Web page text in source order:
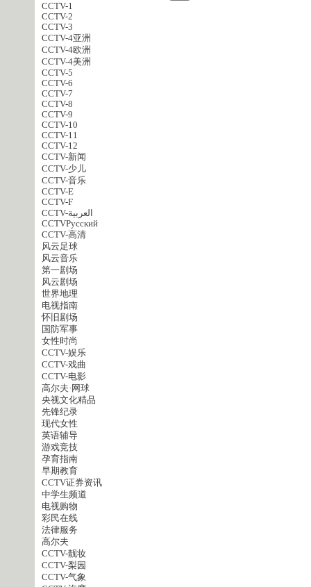
CCTV-1
CCTV-2
CCTV-3
CCTV-4亚洲
CCTV-4欧洲
CCTV-4美洲
CCTV-5
CCTV-6
CCTV-7
CCTV-8
CCTV-9
CCTV-10
CCTV-11
CCTV-12
CCTV-新闻
CCTV-少儿
CCTV-音乐
CCTV-E
CCTV-F
CCTV-العربية
CCTVPусский
CCTV-高清
风云足球
风云音乐
第一剧场
风云剧场
世界地理
电视指南
怀旧剧场
国防军事
女性时尚
CCTV-娱乐
CCTV-戏曲
CCTV-电影
高尔夫·网球
央视文化精品
先锋纪录
现代女性
英语辅导
游戏竞技
孕育指南
早期教育
CCTV证券资讯
中学生频道
电视购物
彩民在线
法律服务
高尔夫
CCTV-靓妆
CCTV-梨园
CCTV-气象